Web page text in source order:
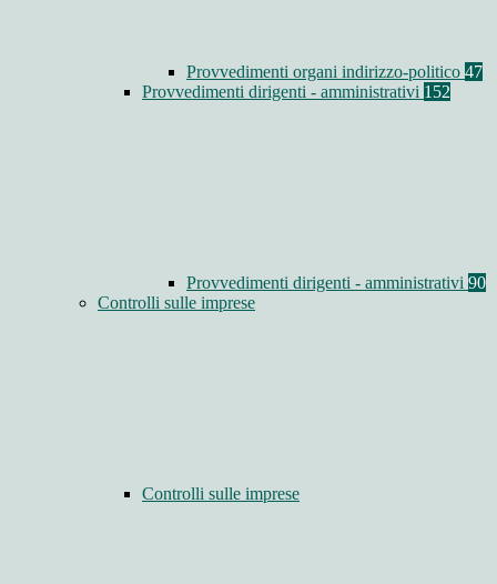
Provvedimenti organi indirizzo-politico 47
Provvedimenti dirigenti - amministrativi 152
Provvedimenti dirigenti - amministrativi 90
Controlli sulle imprese
Controlli sulle imprese